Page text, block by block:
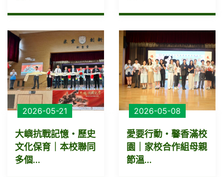
2026-05-21
大嶼抗戰記憶・歷史
文化保育｜本校聯同
多個...
2026-05-08
愛要行動・馨香滿校
園｜家校合作組母親
節溫...